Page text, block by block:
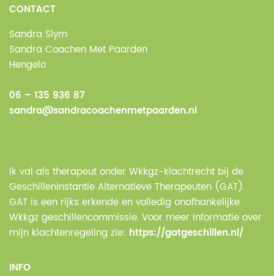
CONTACT
Sandra Slym
Sandra Coachen Met Paarden
Hengelo
06 – 135 936 87
sandra@sandracoachenmetpaarden.nl
Ik val als therapeut onder Wkkgz-klachtrecht bij de
Geschilleninstantie Alternatieve Therapeuten (GAT).
GAT is een rijks erkende en volledig onafhankelijke
Wkkgz geschillencommissie. Voor meer informatie over
mijn klachtenregeling zie: https://gatgeschillen.nl/
INFO